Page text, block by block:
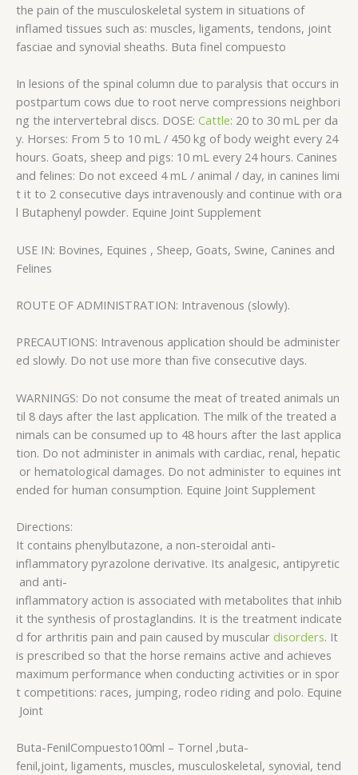
the pain of the musculoskeletal system in situations of
inflamed tissues such as: muscles, ligaments, tendons, joint
fasciae and synovial sheaths. Buta finel compuesto
In lesions of the spinal column due to paralysis that occurs in
postpartum cows due to root nerve compressions neighbori
ng the intervertebral discs. DOSE: Cattle: 20 to 30 mL per da
y. Horses: From 5 to 10 mL / 450 kg of body weight every 24
hours. Goats, sheep and pigs: 10 mL every 24 hours. Canines
and felines: Do not exceed 4 mL / animal / day, in canines limi
t it to 2 consecutive days intravenously and continue with ora
l Butaphenyl powder. Equine Joint Supplement
USE IN: Bovines, Equines , Sheep, Goats, Swine, Canines and
Felines
ROUTE OF ADMINISTRATION: Intravenous (slowly).
PRECAUTIONS: Intravenous application should be administer
ed slowly. Do not use more than five consecutive days.
WARNINGS: Do not consume the meat of treated animals un
til 8 days after the last application. The milk of the treated a
nimals can be consumed up to 48 hours after the last applica
tion. Do not administer in animals with cardiac, renal, hepatic
or hematological damages. Do not administer to equines int
ended for human consumption. Equine Joint Supplement
Directions:
It contains phenylbutazone, a non-steroidal anti-
inflammatory pyrazolone derivative. Its analgesic, antipyretic
and anti-
inflammatory action is associated with metabolites that inhib
it the synthesis of prostaglandins. It is the treatment indicate
d for arthritis pain and pain caused by muscular disorders. It
is prescribed so that the horse remains active and achieves
maximum performance when conducting activities or in spor
t competitions: races, jumping, rodeo riding and polo. Equine
Joint
Buta-FenilCompuesto100ml – Tornel ,buta-
fenil,joint, ligaments, muscles, musculoskeletal, synovial, tend